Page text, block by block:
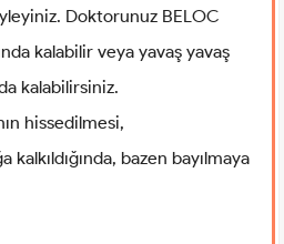
Doktorunuz BELOC
kalabilir veya yavaş yavaş
kalabilirsiniz.
hissedilmesi,
kalkıldığında, bazen bayılmaya